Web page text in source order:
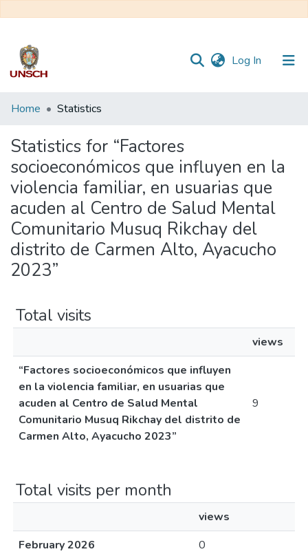
Log In (current)
Communities
Collections
All of DSpace
Home Statistics
Statistics for “Factores
socioeconómicos que influyen en la
violencia familiar, en usuarias que
acuden al Centro de Salud Mental
Comunitario Musuq Rikchay del
distrito de Carmen Alto, Ayacucho
2023”
Total visits
views
“Factores socioeconómicos que influyen
en la violencia familiar, en usuarias que
acuden al Centro de Salud Mental
Comunitario Musuq Rikchay del distrito de
Carmen Alto, Ayacucho 2023”
9
Total visits per month
views
February 2026
0